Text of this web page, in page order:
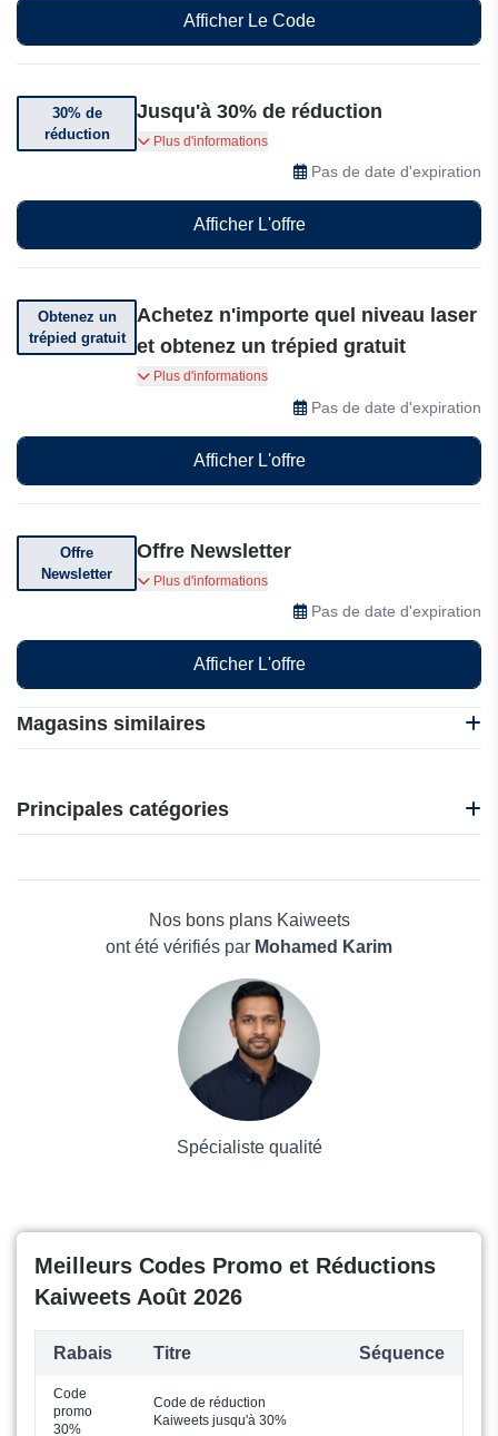
Magasins similaires
EasySMX
Gant FR
Hannun
Principales catégories
Maison & Jardin
Boissons
Nos bons plans Kaiweets
ont été vérifiés par Mohamed Karim
Spécialiste qualité
Afficher Le Code
30% de
réduction
Jusqu'à 30% de réduction
Jusqu'à 30% de réduction sur certaines
collections de multimètres
Plus d'informations
Pas de date d'expiration
Afficher L'offre
Obtenez un
trépied gratuit
Achetez n'importe quel niveau laser
et obtenez un trépied gratuit
Offre limitée dans la boutique Kaiweets. Achetez
n'importe quel niveau laser et obtenez un
trépied GRATUIT avec livraison gratuite
Plus d'informations
Pas de date d'expiration
Afficher L'offre
Offre
Newsletter
Offre Newsletter
Inscrivez-vous pour recevoir des mises à jour et
des informations promotionnelles.
Plus d'informations
Pas de date d'expiration
Afficher L'offre
Meilleurs Codes Promo et Réductions
Kaiweets Août 2026
Rabais Titre Séquence
Code
promo
30%
Code de réduction
Kaiweets jusqu'à 30%